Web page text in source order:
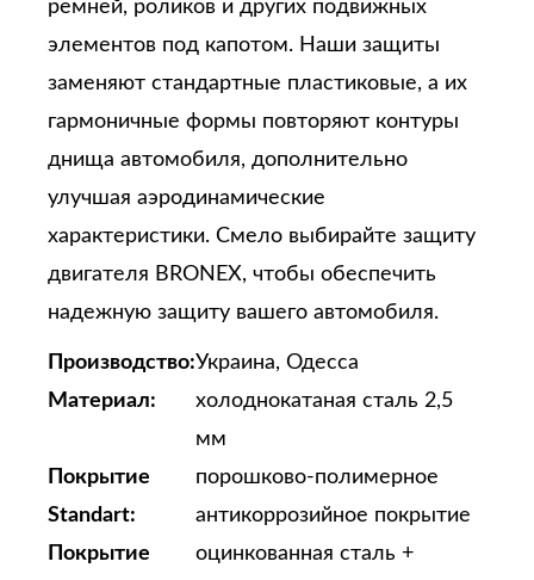
ремней, роликов и других подвижных
элементов под капотом. Наши защиты
заменяют стандартные пластиковые, а их
гармоничные формы повторяют контуры
днища автомобиля, дополнительно
улучшая аэродинамические
характеристики. Смело выбирайте защиту
двигателя BRONEX, чтобы обеспечить
надежную защиту вашего автомобиля.
Производство:Украина, Одесса
Материал:
холоднокатаная сталь 2,5
мм
Покрытие
Standart:
порошково-полимерное
антикоррозийное покрытие
Покрытие
оцинкованная сталь +